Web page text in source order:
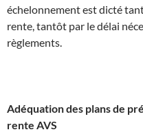
échelonnement est dicté
rente, tantôt par le délai
règlements.
Adéquation des plans de
rente AVS